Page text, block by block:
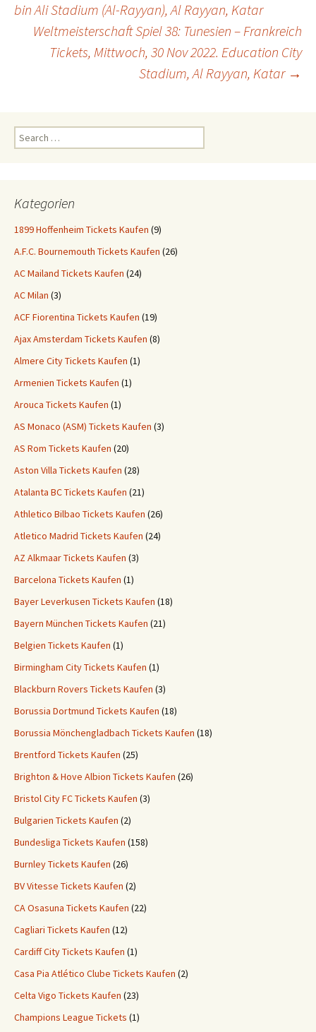
navigation
bin Ali Stadium (Al-Rayyan), Al Rayyan, Katar
Weltmeisterschaft Spiel 38: Tunesien – Frankreich
Tickets, Mittwoch, 30 Nov 2022. Education City
Stadium, Al Rayyan, Katar →
Search
for:
Kategorien
1899 Hoffenheim Tickets Kaufen (9)
A.F.C. Bournemouth Tickets Kaufen (26)
AC Mailand Tickets Kaufen (24)
AC Milan (3)
ACF Fiorentina Tickets Kaufen (19)
Ajax Amsterdam Tickets Kaufen (8)
Almere City Tickets Kaufen (1)
Armenien Tickets Kaufen (1)
Arouca Tickets Kaufen (1)
AS Monaco (ASM) Tickets Kaufen (3)
AS Rom Tickets Kaufen (20)
Aston Villa Tickets Kaufen (28)
Atalanta BC Tickets Kaufen (21)
Athletico Bilbao Tickets Kaufen (26)
Atletico Madrid Tickets Kaufen (24)
AZ Alkmaar Tickets Kaufen (3)
Barcelona Tickets Kaufen (1)
Bayer Leverkusen Tickets Kaufen (18)
Bayern München Tickets Kaufen (21)
Belgien Tickets Kaufen (1)
Birmingham City Tickets Kaufen (1)
Blackburn Rovers Tickets Kaufen (3)
Borussia Dortmund Tickets Kaufen (18)
Borussia Mönchengladbach Tickets Kaufen (18)
Brentford Tickets Kaufen (25)
Brighton & Hove Albion Tickets Kaufen (26)
Bristol City FC Tickets Kaufen (3)
Bulgarien Tickets Kaufen (2)
Bundesliga Tickets Kaufen (158)
Burnley Tickets Kaufen (26)
BV Vitesse Tickets Kaufen (2)
CA Osasuna Tickets Kaufen (22)
Cagliari Tickets Kaufen (12)
Cardiff City Tickets Kaufen (1)
Casa Pia Atlético Clube Tickets Kaufen (2)
Celta Vigo Tickets Kaufen (23)
Champions League Tickets (1)